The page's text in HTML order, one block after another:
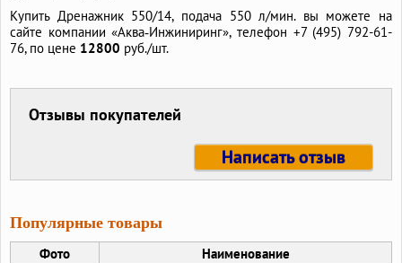
Купить Дренажник 550/14, подача 550 л/мин. вы можете на
сайте компании «Аква‑Инжиниринг», телефон +7 (495) 792-61-
76, по цене 12800 руб./шт.
Отзывы покупателей
Написать отзыв
Популярные товары
Фото Наименование